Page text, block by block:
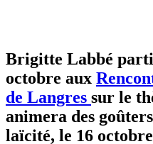
Brigitte Labbé
octobre aux
de Langres sur le
animera des
laïcité, le 16